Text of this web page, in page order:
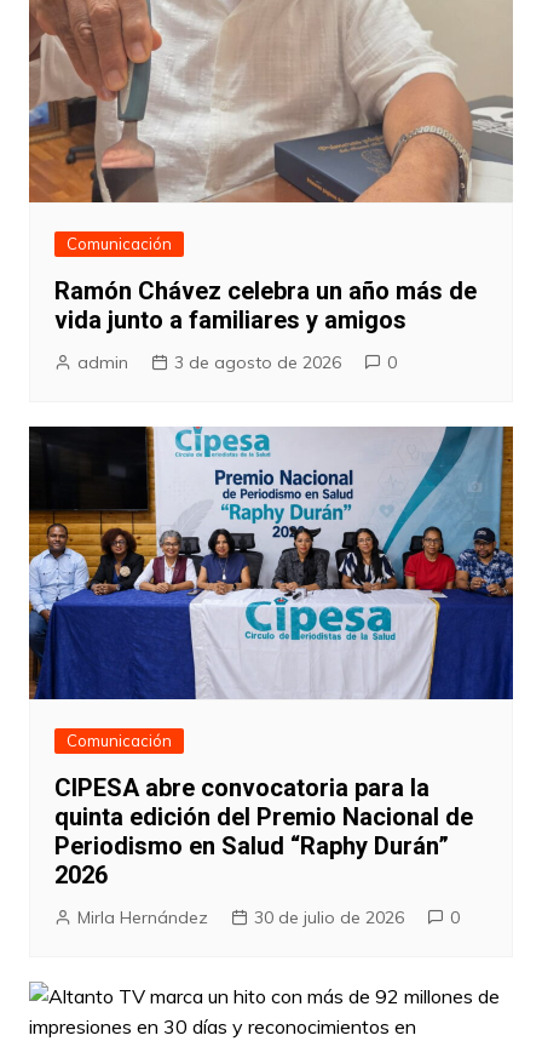
Comunicación
Ramón Chávez celebra un año más de
vida junto a familiares y amigos
admin 3 de agosto de 2026 0
Comunicación
CIPESA abre convocatoria para la
quinta edición del Premio Nacional de
Periodismo en Salud “Raphy Durán”
2026
Mirla Hernández 30 de julio de 2026 0